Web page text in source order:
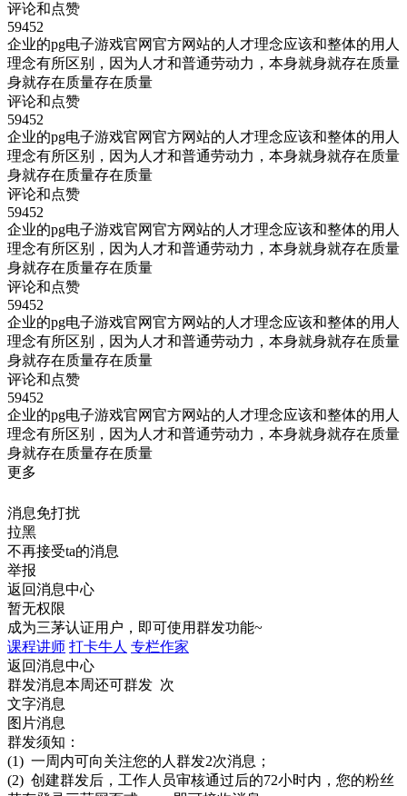
评论和点赞
59452
企业的pg电子游戏官网官方网站的人才理念应该和整体的用人
理念有所区别，因为人才和普通劳动力，本身就身就存在质量
身就存在质量存在质量
评论和点赞
59452
企业的pg电子游戏官网官方网站的人才理念应该和整体的用人
理念有所区别，因为人才和普通劳动力，本身就身就存在质量
身就存在质量存在质量
评论和点赞
59452
企业的pg电子游戏官网官方网站的人才理念应该和整体的用人
理念有所区别，因为人才和普通劳动力，本身就身就存在质量
身就存在质量存在质量
评论和点赞
59452
企业的pg电子游戏官网官方网站的人才理念应该和整体的用人
理念有所区别，因为人才和普通劳动力，本身就身就存在质量
身就存在质量存在质量
评论和点赞
59452
企业的pg电子游戏官网官方网站的人才理念应该和整体的用人
理念有所区别，因为人才和普通劳动力，本身就身就存在质量
身就存在质量存在质量
更多
消息免打扰
拉黑
不再接受ta的消息
举报
返回消息中心
暂无权限
成为三茅认证用户，即可使用群发功能~
课程讲师 打卡牛人 专栏作家
返回消息中心
群发消息本周还可群发 次
文字消息
图片消息
群发须知：
(1) 一周内可向关注您的人群发2次消息；
(2) 创建群发后，工作人员审核通过后的72小时内，您的粉丝